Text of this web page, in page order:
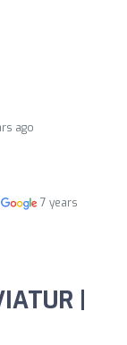
ago
7 years
|